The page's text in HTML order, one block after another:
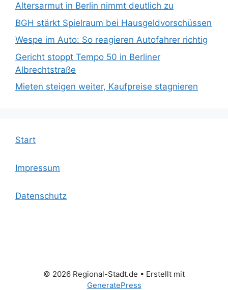
Altersarmut in Berlin nimmt deutlich zu
BGH stärkt Spielraum bei Hausgeldvorschüssen
Wespe im Auto: So reagieren Autofahrer richtig
Gericht stoppt Tempo 50 in Berliner
Albrechtstraße
Mieten steigen weiter, Kaufpreise stagnieren
Start
Impressum
Datenschutz
© 2026 Regional-Stadt.de • Erstellt mit
GeneratePress